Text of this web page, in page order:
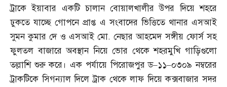
ট্রাকে ইয়াবার একটি চালান বোয়ালখালীর উপর দিয়ে শহরে
ঢুকতে যাচ্ছে গোপনে প্রাপ্ত এ সংবাদের ভিত্তিতে থানার এসআই
সুমন কুমার দে ও এসআই মো.নেছার আহমেদ সঙ্গীয় ফোর্স সহ
ফুলতল বাজারে অবস্থান নিয়ে ভোর থেকে শহরমুখি গাড়িগুলো
তল্লাশি শুরু করে। এক পর্যায়ে পিরোজপুর ড–১১–০৩০৯ নম্বরের
ট্রাকটিকে সিগন্যাল দিলে ট্রাক থেকে লাফ দিয়ে কক্সবাজার সদর